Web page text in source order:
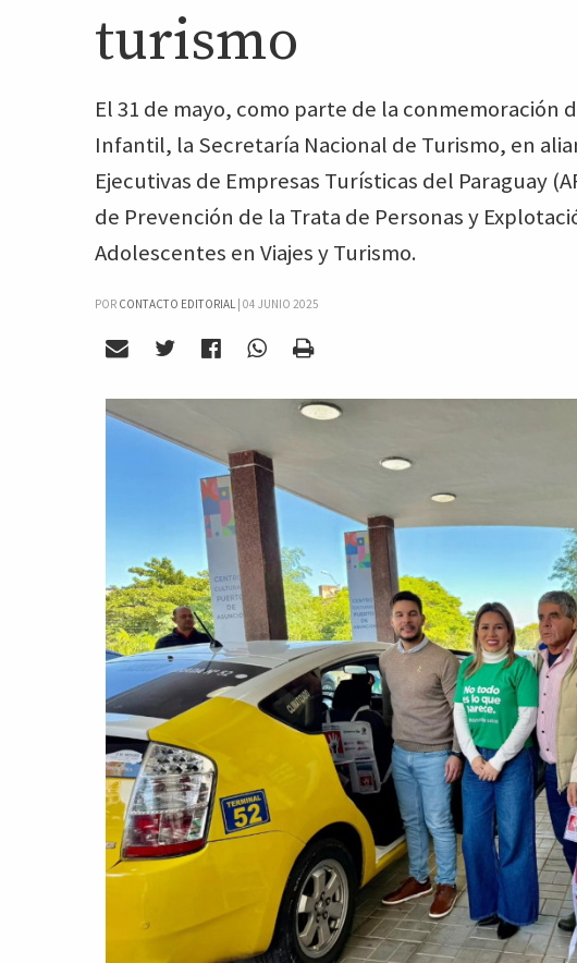
turismo
El 31 de mayo, como parte de la conmemoración
Infantil, la Secretaría Nacional de Turismo, en
Ejecutivas de Empresas Turísticas del Paraguay
de Prevención de la Trata de Personas y
Adolescentes en Viajes y Turismo.
POR CONTACTO EDITORIAL | 04 JUNIO 2025